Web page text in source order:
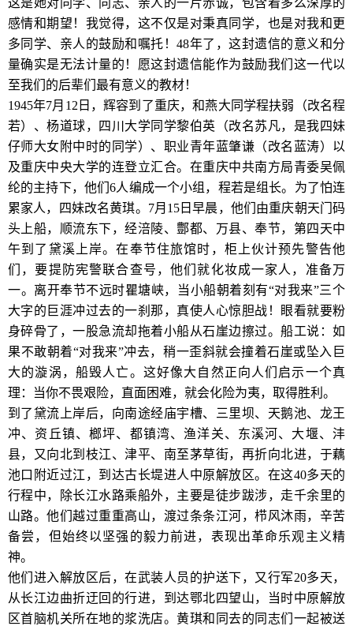
这是她对同学、同志、亲人的一片赤诚，包含着多么深厚的
感情和期望！我觉得，这不仅是对秉真同学，也是对我和更
多同学、亲人的鼓励和嘱托！48年了，这封遗信的意义和分
量确实是无法计量的！愿这封遗信能作为鼓励我们这一代以
至我们的后辈们最有意义的教材！
1945年7月12日，辉容到了重庆，和燕大同学程扶弱（改名程
若）、杨道球，四川大学同学黎伯英（改名苏凡，是我四妹
仔师大女附中时的同学）、职业青年蓝肇谦（改名蓝涛）以
及重庆中央大学的连登立汇合。在重庆中共南方局青委吴佩
纶的主持下，他们6人编成一个小组，程若是组长。为了怕连
累家人，四妹改名黄琪。7月15日早晨，他们由重庆朝天门码
头上船，顺流东下，经涪陵、鄷都、万县、奉节，第四天中
午到了黛溪上岸。在奉节住旅馆时，柜上伙计预先警告他
们，要提防宪警联合查号，他们就化妆成一家人，准备万
一。离开奉节不远时瞿塘峡，当小船朝着刻有“对我来”三个
大字的巨涯冲过去的一刹那，真使人心惊胆战！眼看就要粉
身碎骨了，一股急流却拖着小船从石崖边擦过。船工说：如
果不敢朝着“对我来”冲去，稍一歪斜就会撞着石崖或坠入巨
大的漩涡，船毁人亡。这好像大自然正向人们启示一个真
理：当你不畏艰险，直面困难，就会化险为夷，取得胜利。
到了黛流上岸后，向南途经庙宇槽、三里坝、天鹅池、龙王
冲、资丘镇、榔坪、都镇湾、渔洋关、东溪河、大堰、沣
县，又向北到枝江、津平、南至茅草街，再折向北进，于藕
池口附近过江，到达古长堤进人中原解放区。在这40多天的
行程中，除长江水路乘船外，主要是徒步跋涉，走千余里的
山路。他们越过重重高山，渡过条条江河，栉风沐雨，辛苦
备尝，但始终以坚强的毅力前进，表现出革命乐观主义精
神。
他们进入解放区后，在武装人员的护送下，又行军20多天，
从长江边曲折迂回的行进，到达鄂北四望山，当时中原解放
区首脑机关所在地的浆洗店。黄琪和同去的同志们一起被送